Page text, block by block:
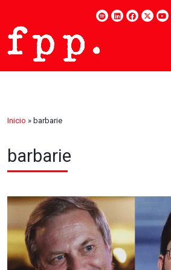
Inicio » barbarie
barbarie